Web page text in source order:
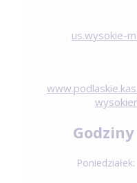
us.wysokie-
Poniedziałek: